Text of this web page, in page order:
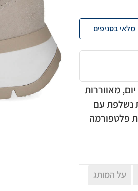
מלאי בסניפים
מאווררות
נשלפת עם
פלטפורמה
על המותג